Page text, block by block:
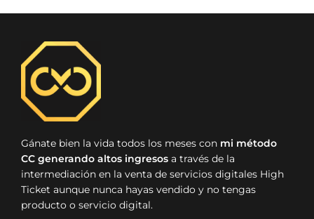
Gánate bien la vida todos los meses con mi método
CC generando altos ingresos a través de la
intermediación en la venta de servicios digitales High
Ticket aunque nunca hayas vendido y no tengas
producto o servicio digital.